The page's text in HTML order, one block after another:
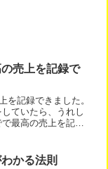
売上を記録で
記録できました。
ていたら、うれし
最高の売上を記録
かる法則